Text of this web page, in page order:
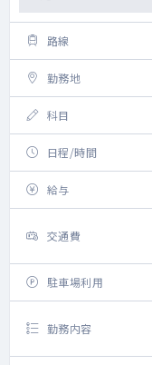
路線
勤務地
科目
日程/時間
給与
交通費
駐車場利用
勤務内容